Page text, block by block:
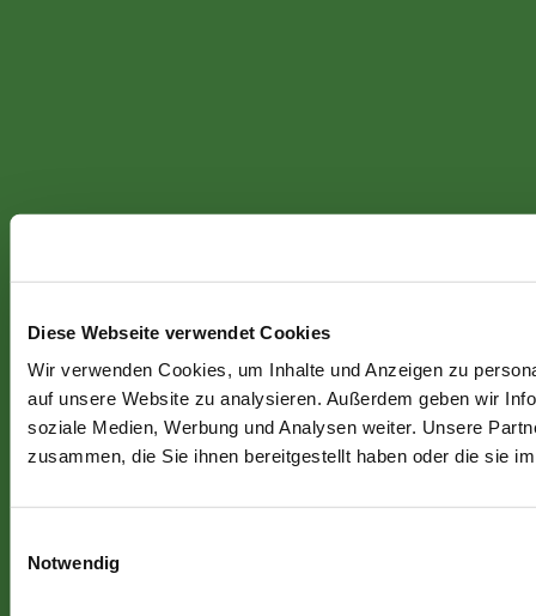
Diese Webseite verwendet Cookies
Wir verwenden Cookies, um Inhalte und Anzeigen zu
auf unsere Website zu analysieren. Außerdem geben wir
soziale Medien, Werbung und Analysen weiter. Unsere
zusammen, die Sie ihnen bereitgestellt haben oder die sie
Notwendig